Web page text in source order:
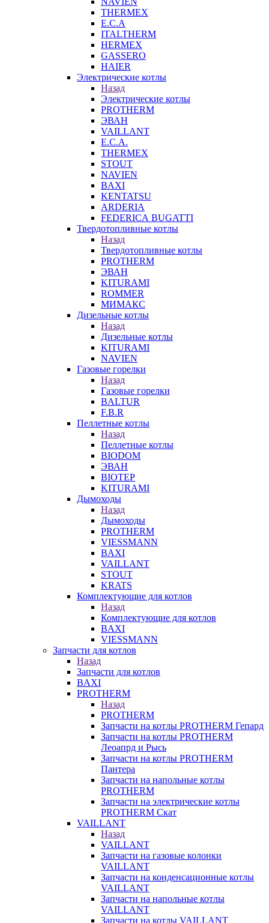
THERMEX
E.C.A
ITALTHERM
HERMEX
GASSERO
HAIER
Электрические котлы
Назад
Электрические котлы
PROTHERM
ЭВАН
VAILLANT
E.C.A.
THERMEX
STOUT
NAVIEN
BAXI
KENTATSU
ARDERIA
FEDERICА BUGATTI
Твердотопливные котлы
Назад
Твердотопливные котлы
PROTHERM
ЭВАН
KITURAMI
ROMMER
МИМАКС
Дизельные котлы
Назад
Дизельные котлы
KITURAMI
NAVIEN
Газовые горелки
Назад
Газовые горелки
BALTUR
F.B.R
Пеллетные котлы
Назад
Пеллетные котлы
BIODOM
ЭВАН
BIOTEP
KITURAMI
Дымоходы
Назад
Дымоходы
PROTHERM
VIESSMANN
BAXI
VAILLANT
STOUT
KRATS
Комплектующие для котлов
Назад
Комплектующие для котлов
BAXI
VIESSMANN
Запчасти для котлов
Назад
Запчасти для котлов
BAXI
PROTHERM
Назад
PROTHERM
Запчасти на котлы PROTHERM Гепард
Запчасти на котлы PROTHERM
Леоапрд и Рысь
Запчасти на котлы PROTHERM
Пантера
Запчасти на напольные котлы
PROTHERM
Запчасти на электрические котлы
PROTHERM Скат
VAILLANT
Назад
VAILLANT
Запчасти на газовые колонки
VAILLANT
Запчасти на конденсационные котлы
VAILLANT
Запчасти на напольные котлы
VAILLANT
Запчасти на котлы VAILLANT